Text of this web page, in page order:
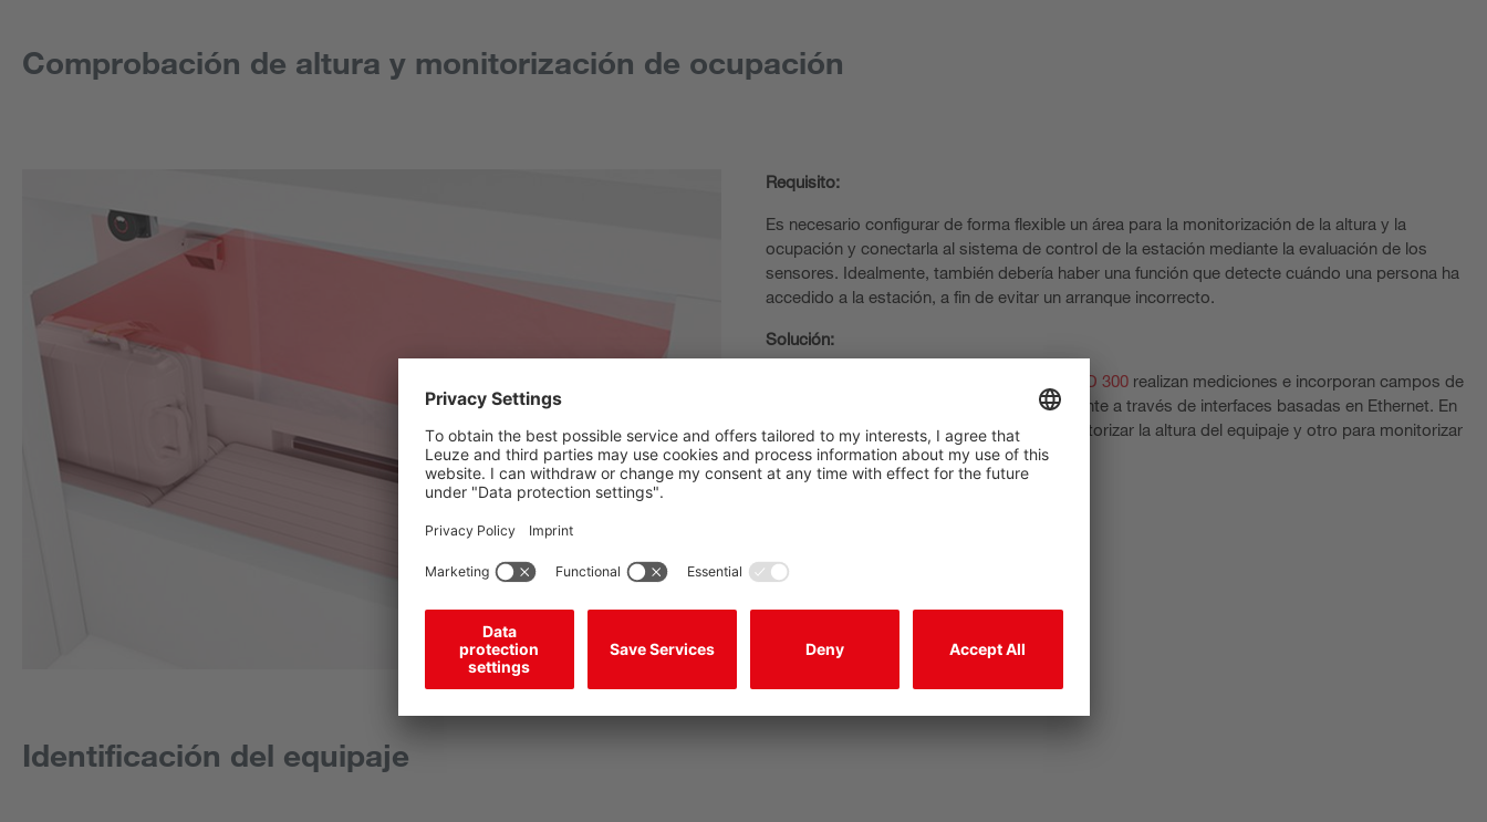
Comprobación de altura y monitorización de ocupación
Requisito:
Es necesario configurar de forma flexible un área para la monitorización de la altura y la
ocupación y conectarla al sistema de control de la estación mediante la evaluación de los
sensores. Idealmente, también debería haber una función que detecte cuándo una persona ha
accedido a la estación, a fin de evitar un arranque incorrecto.
Solución:
ROD 300 realizan mediciones e incorporan campos de
detección que pueden configurarse libremente a través de interfaces basadas en Ethernet. En
este caso, se necesita un equipo para monitorizar la altura del equipaje y otro para monitorizar
la ocupación.
Identificación del equipaje